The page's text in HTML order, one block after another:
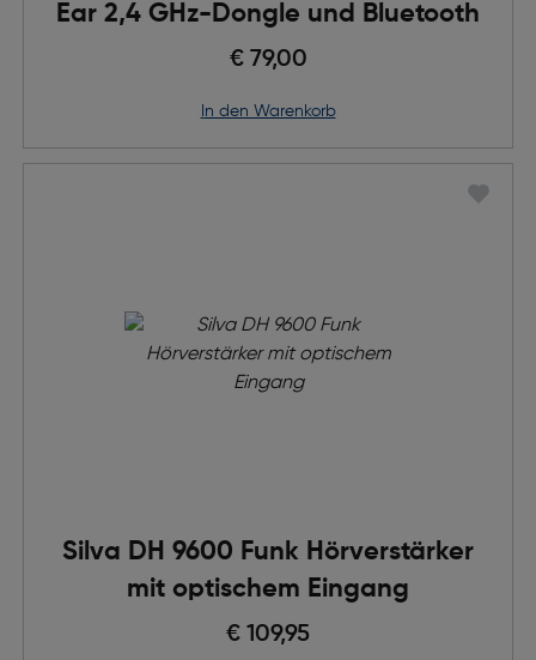
Ear 2,4 GHz-Dongle und Bluetooth
€ 79,00
in den Warenkorb
Silva DH 9600 Funk Hörverstärker
mit optischem Eingang
€ 109,95